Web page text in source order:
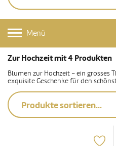
Menü
Zur Hochzeit mit 4 Produkten
Blumen zur Hochzeit – ein grosses
exquisite Geschenke für den
Produkte sortieren...